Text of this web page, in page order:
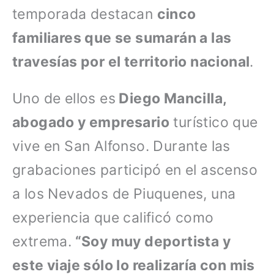
temporada destacan cinco
familiares que se sumarán a las
travesías por el territorio nacional.
Uno de ellos es Diego Mancilla,
abogado y empresario turístico que
vive en San Alfonso. Durante las
grabaciones participó en el ascenso
a los Nevados de Piuquenes, una
experiencia que calificó como
extrema. “Soy muy deportista y
este viaje sólo lo realizaría con mis